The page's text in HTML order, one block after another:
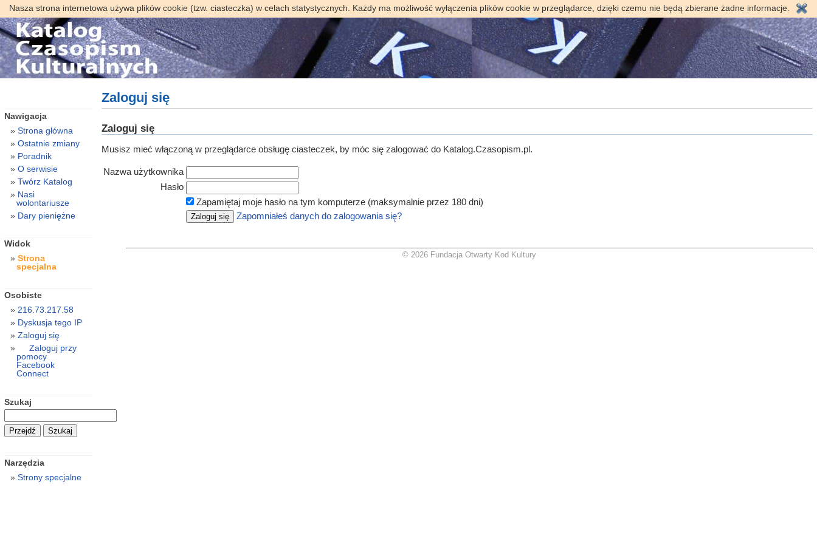
Nasza strona internetowa używa plików cookie (tzw. ciasteczka) w celach statystycznych. Każdy ma możliwość wyłączenia plików cookie w przeglądarce, dzięki czemu nie będą zbierane żadne informacje.
Zaloguj się
Zaloguj się
Musisz mieć włączoną w przeglądarce obsługę ciasteczek, by móc się zalogować do Katalog.Czasopism.pl.
Nazwa użytkownika
Hasło
Zapamiętaj moje hasło na tym komputerze (maksymalnie przez 180 dni)
Zapomniałeś danych do zalogowania się?
Nawigacja
Strona główna
Ostatnie zmiany
Poradnik
O serwisie
Twórz Katalog
Nasi
wolontariusze
Dary pieniężne
Widok
Strona
specjalna
Osobiste
216.73.217.58
Dyskusja tego IP
Zaloguj się
Zaloguj przy
pomocy
Facebook
Connect
Szukaj
Narzędzia
Strony specjalne
© 2026 Fundacja Otwarty Kod Kultury